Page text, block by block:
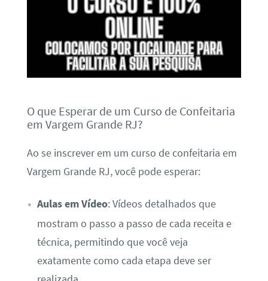
O que Esperar de um Curso de Confeitaria
em Vargem Grande RJ?
Ao se inscrever em um curso de confeitaria em
Vargem Grande RJ, você pode esperar:
Aulas em Vídeo: Vídeos detalhados que
mostram o passo a passo de cada receita e
técnica, permitindo que você veja
exatamente como cada etapa deve ser